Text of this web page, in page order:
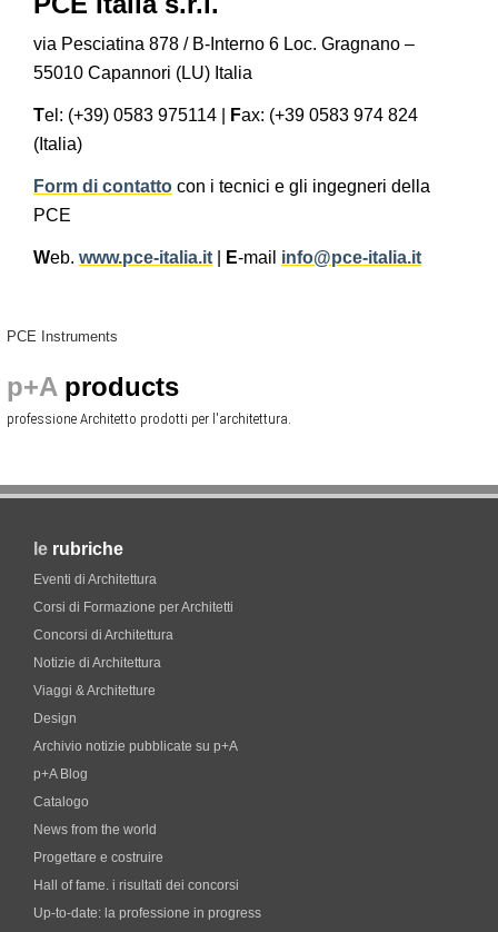
via Pesciatina 878 / B-Interno 6 Loc. Gragnano –
55010 Capannori (LU) Italia
Tel: (+39) 0583 975114 | Fax: (+39 0583 974 824
(Italia)
Form di contatto con i tecnici e gli ingegneri della
PCE
Web. www.pce-italia.it E-mail info@pce-italia.it
PCE Instruments
p+A products
professione Architetto prodotti per l'architettura.
le rubriche
Eventi di Architettura
Corsi di Formazione per Architetti
Concorsi di Architettura
Notizie di Architettura
Viaggi & Architetture
Design
Archivio notizie pubblicate su p+A
p+A Blog
Catalogo
News from the world
Progettare e costruire
Hall of fame. i risultati dei concorsi
Up-to-date: la professione in progress